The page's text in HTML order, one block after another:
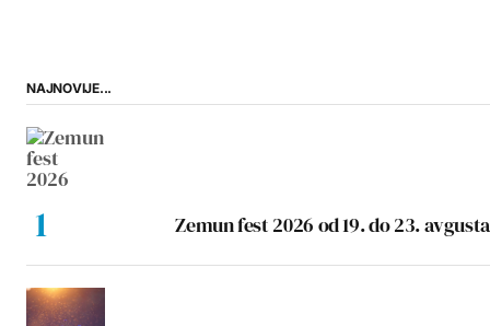
NAJNOVIJE...
Zemun fest 2026 od 19. do 23. avgusta